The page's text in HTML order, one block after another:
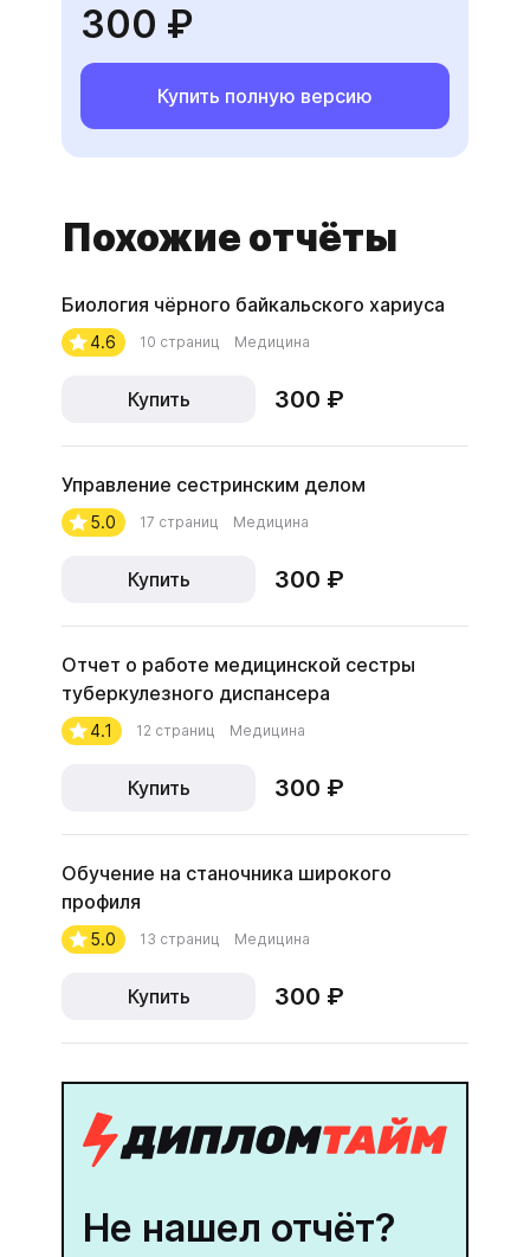
300 ₽
Купить полную версию
Похожие отчёты
Биология чёрного байкальского хариуса
4.6 10 страниц Медицина
Купить 300 ₽
Управление сестринским делом
5.0 17 страниц Медицина
Купить 300 ₽
Отчет о работе медицинской сестры
туберкулезного диспансера
4.1 12 страниц Медицина
Купить 300 ₽
Обучение на станочника широкого
профиля
5.0 13 страниц Медицина
Купить 300 ₽
Не нашел отчёт?